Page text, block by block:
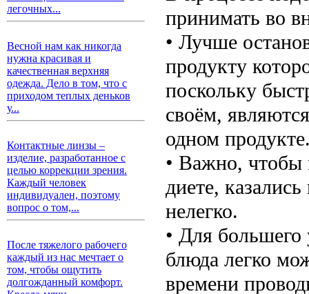
легочных...
Весной нам как никогда
нужна красивая и
качественная верхняя
одежда. Дело в том, что с
приходом теплых деньков
у...
Контактные линзы –
изделие, разработанное с
целью коррекции зрения.
Каждый человек
индивидуален, поэтому
вопрос о том,...
После тяжелого рабочего
каждый из нас мечтает о
том, чтобы ощутить
долгожданный комфорт.
принимать во
• Лучше
продукту
поскольку
своём,
одном
• Важно, чтобы
диете,
нелегко.
• Для большего
блюда легко
времени